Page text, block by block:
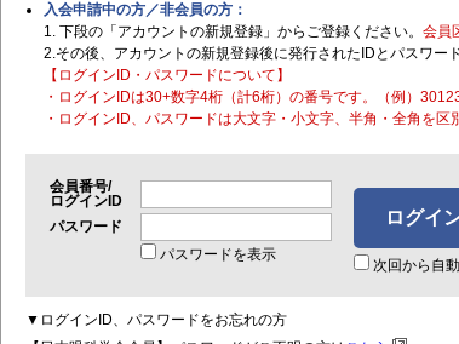
入会申請中の方／非会員の方：
1. 下段の「アカウントの新規登録」からご登録ください。 会員
2.その後、アカウントの新規登録後に発行されたIDとパスワー
【ログインID・パスワードについて】
・ログインIDは30+数字4桁（計6桁）の番号です。（例）
・ログインID、パスワードは大文字・小文字、半角・全角を区
会員番号/
ログインID
パスワード
パスワードを表示
次回から自
▼ログインID、パスワードをお忘れの方